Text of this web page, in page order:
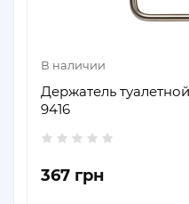
В наличии
Держатель
9416
367 грн